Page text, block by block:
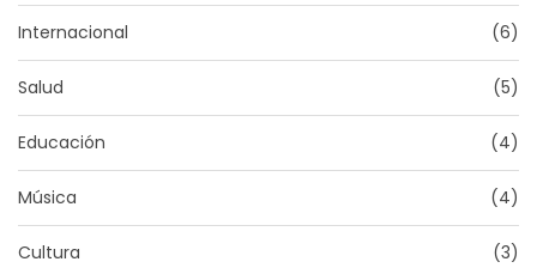
Internacional (6)
Salud (5)
Educación (4)
Música (4)
Cultura (3)